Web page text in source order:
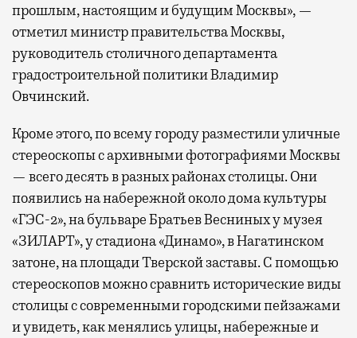
прошлым, настоящим и будущим Москвы», —
отметил министр правительства Москвы,
руководитель столичного департамента
градостроительной политики Владимир
Овчинский.
Кроме этого, по всему городу разместили уличные
стереоскопы с архивными фотографиями Москвы
— всего десять в разных районах столицы. Они
появились на набережной около дома культуры
«ГЭС-2», на бульваре Братьев Весниных у музея
«ЗИЛАРТ», у стадиона «Динамо», в Нагатинском
затоне, на площади Тверской заставы. С помощью
стереоскопов можно сравнить исторические виды
столицы с современными городскими пейзажами
и увидеть, как менялись улицы, набережные и